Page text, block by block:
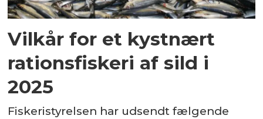
Vilkår for et kystnært
rationsfiskeri af sild i
2025
Fiskeristyrelsen har udsendt fælgende